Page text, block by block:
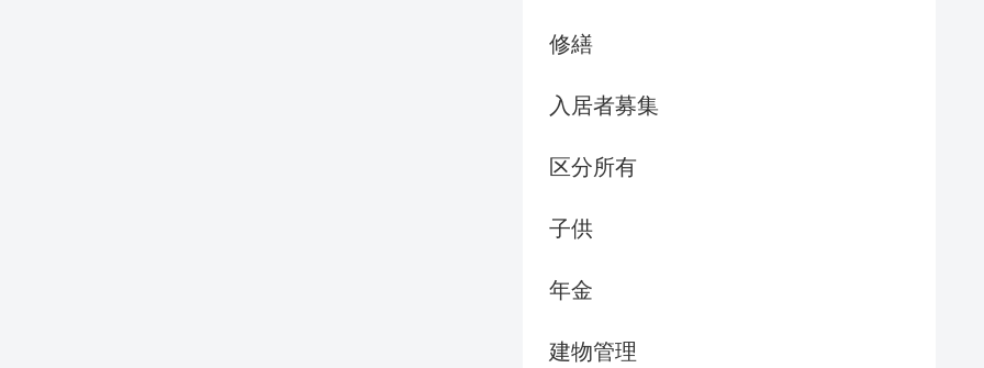
修繕
入居者募集
区分所有
子供
年金
建物管理